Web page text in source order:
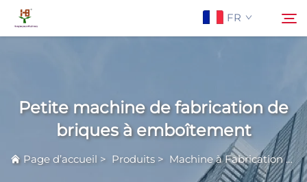
FR
Produits
Application
Rechercher
Petite machine de fabrication de
briques à emboîtement
Page d’accueil > Produits > Machine à Fabrication de Briques en Terre Comprimée